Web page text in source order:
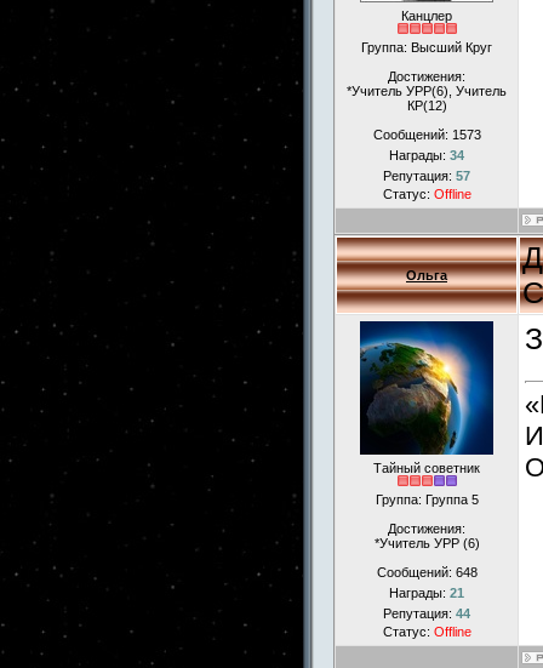
Канцлер
Группа: Высший Круг
Достижения:
*Учитель УРР(6), Учитель
КР(12)
Сообщений: 1573
Награды: 34
Репутация: 57
Статус: Offline
Ольга
Тайный советник
Группа: Группа 5
Достижения:
*Учитель УРР (6)
Сообщений: 648
Награды: 21
Репутация: 44
Статус: Offline